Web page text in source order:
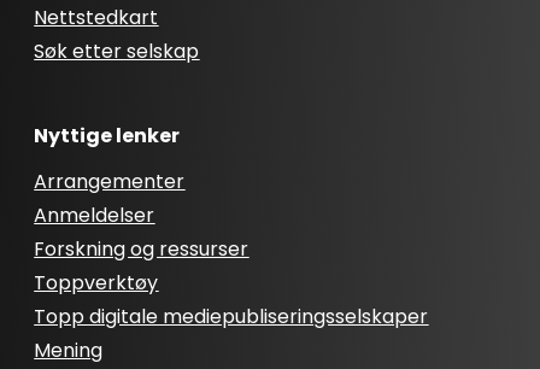
Nettstedkart
Søk etter selskap
Nyttige lenker
Arrangementer
Anmeldelser
Forskning og ressurser
Toppverktøy
Topp digitale mediepubliseringsselskaper
Mening